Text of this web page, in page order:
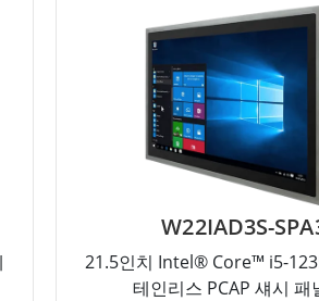
W22IAD3S-
21.5인치 Intel® Core™ i5-
테인리스 PCAP 섀시 패